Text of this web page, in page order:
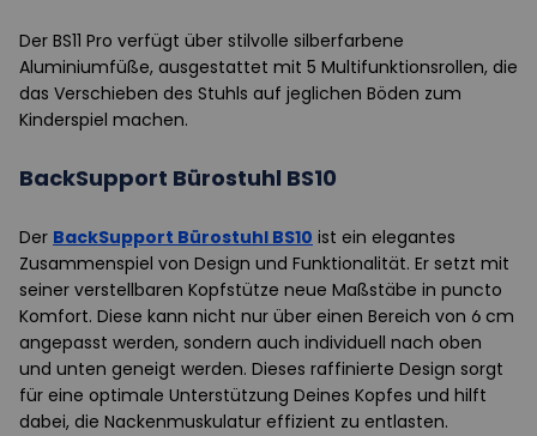
Der BS11 Pro verfügt über stilvolle silberfarbene
Aluminiumfüße, ausgestattet mit 5 Multifunktionsrollen, die
das Verschieben des Stuhls auf jeglichen Böden zum
Kinderspiel machen.
BackSupport Bürostuhl BS10
Der BackSupport Bürostuhl BS10 ist ein elegantes
Zusammenspiel von Design und Funktionalität. Er setzt mit
seiner verstellbaren Kopfstütze neue Maßstäbe in puncto
Komfort. Diese kann nicht nur über einen Bereich von 6 cm
angepasst werden, sondern auch individuell nach oben
und unten geneigt werden. Dieses raffinierte Design sorgt
für eine optimale Unterstützung Deines Kopfes und hilft
dabei, die Nackenmuskulatur effizient zu entlasten.